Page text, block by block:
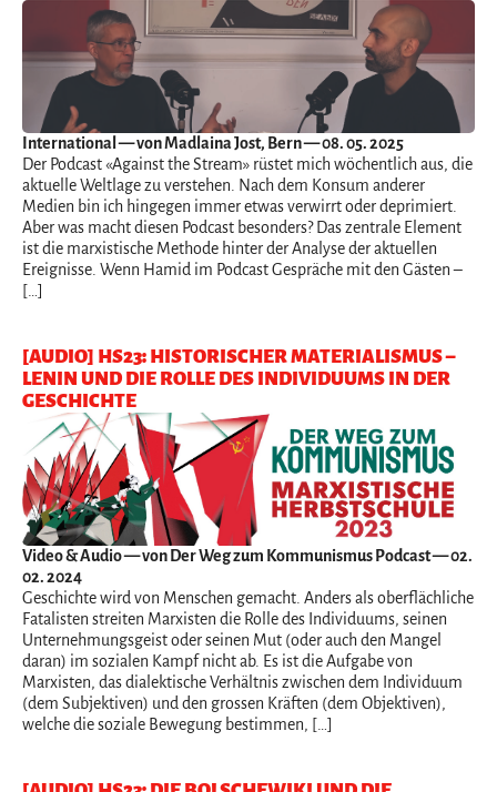
International— von Madlaina Jost, Bern — 08. 05. 2025
Der Podcast «Against the Stream» rüstet mich wöchentlich aus, die
aktuelle Weltlage zu verstehen. Nach dem Konsum anderer
Medien bin ich hingegen immer etwas verwirrt oder deprimiert.
Aber was macht diesen Podcast besonders? Das zentrale Element
ist die marxistische Methode hinter der Analyse der aktuellen
Ereignisse. Wenn Hamid im Podcast Gespräche mit den Gästen –
[…]
[AUDIO] HS23: HISTORISCHER MATERIALISMUS –
LENIN UND DIE ROLLE DES INDIVIDUUMS IN DER
GESCHICHTE
Video & Audio— von Der Weg zum Kommunismus Podcast — 02.
02. 2024
Geschichte wird von Menschen gemacht. Anders als oberflächliche
Fatalisten streiten Marxisten die Rolle des Individuums, seinen
Unternehmungsgeist oder seinen Mut (oder auch den Mangel
daran) im sozialen Kampf nicht ab. Es ist die Aufgabe von
Marxisten, das dialektische Verhältnis zwischen dem Individuum
(dem Subjektiven) und den grossen Kräften (dem Objektiven),
welche die soziale Bewegung bestimmen, […]